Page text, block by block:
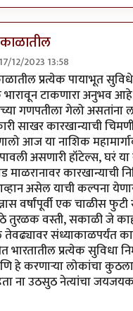
काळातील
12/2023 13:58
प्रत्येक पायाभूत
भारावून टाकणारा अनुभव
गणपतीला गेलो असतांना
साखर कारखान्याची
आज या नाशिक
असणारी हॉटेल्स, घरं या
कारखान्याची
असेल याची कल्पना
वर्षांपूर्वी एक चाळीस फुटी
वस्ती, सकाळी जे
संध्याकाळपर्यंत
भारतातील प्रत्येक सुविधा
हे करणाऱ्या लोकांचा कुठला
ना उठसुठ नेत्यांचा